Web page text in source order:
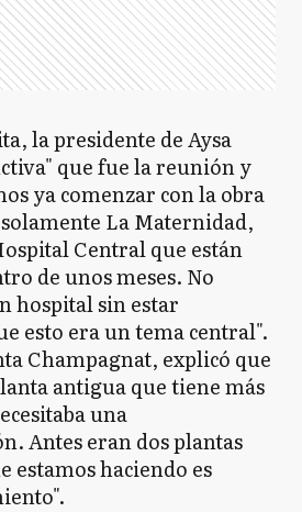
la presidente de Aysa
que fue la reunión y
ya comenzar con la obra
La Maternidad,
Central que están
de unos meses. No
hospital sin estar
esto era un tema central".
Champagnat, explicó que
antigua que tiene más
una
Antes eran dos plantas
estamos haciendo es